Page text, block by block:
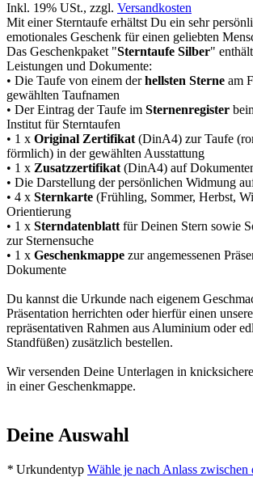
Inkl. 19% USt., zzgl. Versandkosten
Mit einer Sterntaufe erhältst Du ein sehr
emotionales Geschenk für einen geliebten
Das Geschenkpaket "Sterntaufe Silber"
Leistungen und Dokumente:
• Die Taufe von einem derhellsten Sterne am
gewählten Taufnamen
• Der Eintrag der Taufe im Sternenregister
Institut für Sterntaufen
• 1 x Original Zertifikat (DinA4) zur Taufe
förmlich) in der gewählten Ausstattung
• 1 x Zusatzzertifikat (DinA4) auf
• Die Darstellung der persönlichen Widmung
• 4 x Sternkarte (Frühling, Sommer, Herbst,
Orientierung
• 1 x Sterndatenblatt für Deinen Stern sowie
zur Sternensuche
• 1 x Geschenkmappe zur angemessenen
Dokumente
Du kannst die Urkunde nach eigenem
Präsentation herrichten oder hierfür einen
repräsentativen Rahmen aus Aluminium oder
Standfüßen) zusätzlich bestellen.
Wir versenden Deine Unterlagen in
in einer Geschenkmappe.
Deine Auswahl
* Urkundentyp Wähle je nach Anlass zwischen